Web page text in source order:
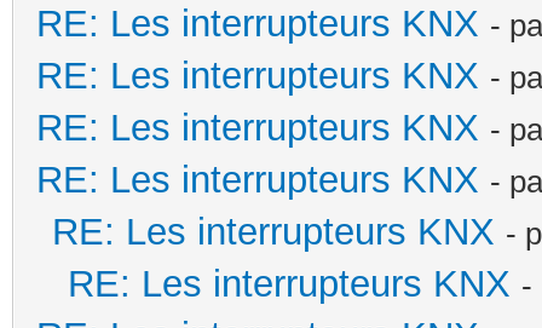
RE: Les interrupteurs KNX -
RE: Les interrupteurs KNX -
RE: Les interrupteurs KNX -
RE: Les interrupteurs KNX -
RE: Les interrupteurs KNX -
RE: Les interrupteurs KNX -